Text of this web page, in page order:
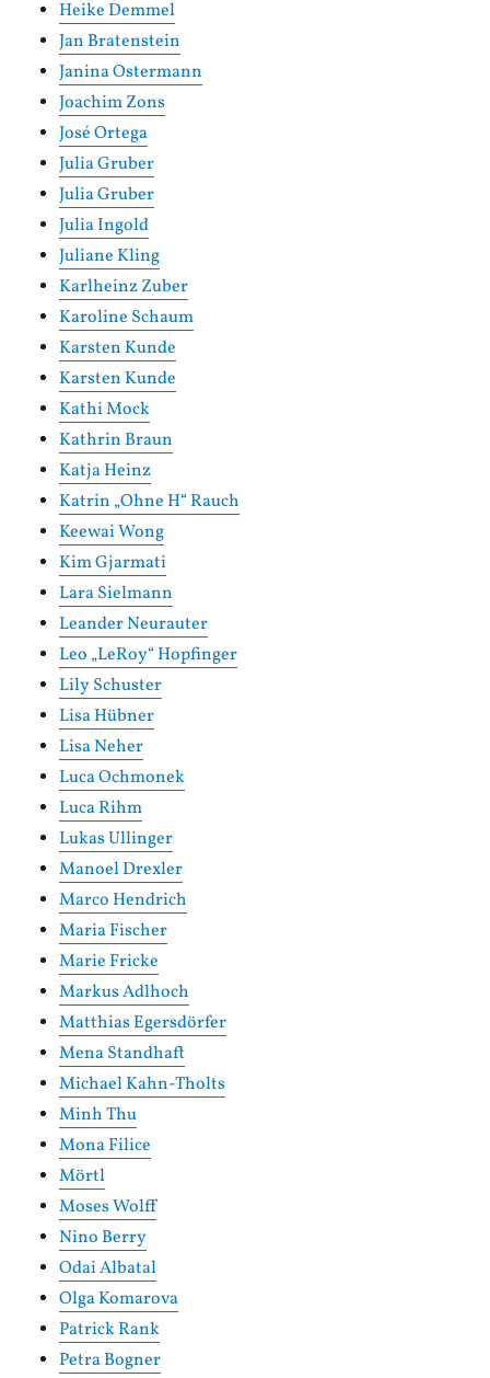
Heike Demmel
Jan Bratenstein
Janina Ostermann
Joachim Zons
José Ortega
Julia Gruber
Julia Gruber
Julia Ingold
Juliane Kling
Karlheinz Zuber
Karoline Schaum
Karsten Kunde
Karsten Kunde
Kathi Mock
Kathrin Braun
Katja Heinz
Katrin „Ohne H“ Rauch
Keewai Wong
Kim Gjarmati
Lara Sielmann
Leander Neurauter
Leo „LeRoy“ Hopfinger
Lily Schuster
Lisa Hübner
Lisa Neher
Luca Ochmonek
Luca Rihm
Lukas Ullinger
Manoel Drexler
Marco Hendrich
Maria Fischer
Marie Fricke
Markus Adlhoch
Matthias Egersdörfer
Mena Standhaft
Michael Kahn-Tholts
Minh Thu
Mona Filice
Mörtl
Moses Wolff
Nino Berry
Odai Albatal
Olga Komarova
Patrick Rank
Petra Bogner